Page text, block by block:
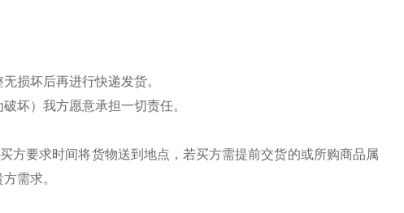
损坏后再进行快递发货。
坏）我方愿意承担一切责任。
方要求时间将货物送到地点，若买方需提前交货的或所购商品属
需求。